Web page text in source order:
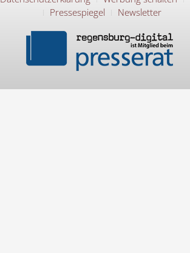
Pressespiegel
Newsletter